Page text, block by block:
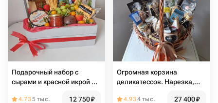
Подарочный набор с
сырами и красной икрой 🧀
набор на выпускной
4.735 тыс. 12 750₽
Огромная корзина
деликатессов. Нарезка,
хамон, оливки, орехи,
4.934 тыс. 27 400₽